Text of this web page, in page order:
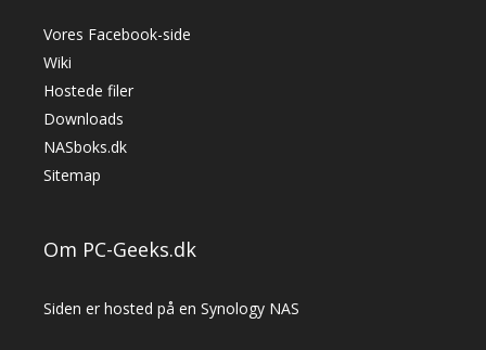
Vores Facebook-side
Wiki
Hostede filer
Downloads
NASboks.dk
Sitemap
Om PC-Geeks.dk
Siden er hosted på en Synology NAS